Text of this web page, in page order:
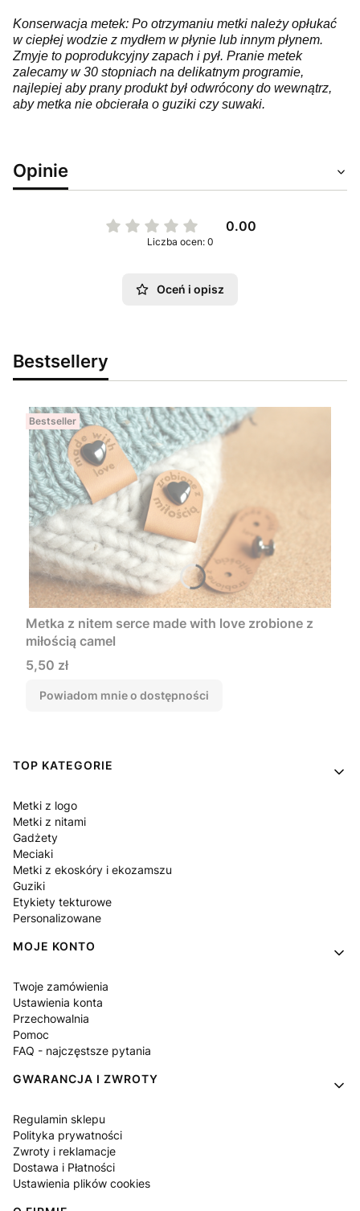
Konserwacja metek: Po otrzymaniu metki należy opłukać
w ciepłej wodzie z mydłem w płynie lub innym płynem.
Zmyje to poprodukcyjny zapach i pył. Pranie metek
zalecamy w 30 stopniach na delikatnym programie,
najlepiej aby prany produkt był odwrócony do wewnątrz,
aby metka nie obcierała o guziki czy suwaki.
Opinie
0.00
Liczba ocen: 0
Oceń i opisz
Bestsellery
Bestseller
Metka z nitem serce made with love zrobione z
miłością camel
Cena
5,50 zł
Powiadom mnie o dostępności
Linki w stopce
TOP KATEGORIE
Metki z logo
Metki z nitami
Gadżety
Meciaki
Metki z ekoskóry i ekozamszu
Guziki
Etykiety tekturowe
Personalizowane
MOJE KONTO
Twoje zamówienia
Ustawienia konta
Przechowalnia
Pomoc
FAQ - najczęstsze pytania
GWARANCJA I ZWROTY
Regulamin sklepu
Polityka prywatności
Zwroty i reklamacje
Dostawa i Płatności
Ustawienia plików cookies